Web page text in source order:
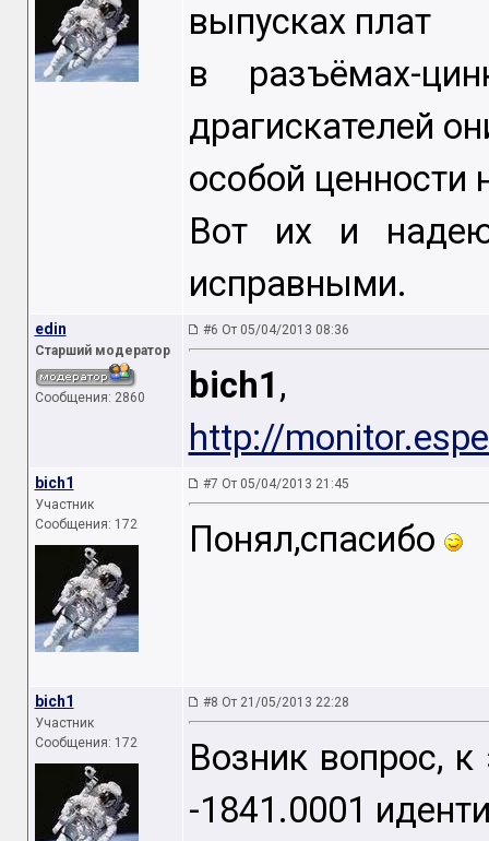
выпусках плат
в разъёмах-
драгискателей
особой
Вот их и
исправными.
edin
Старший модератор
Сообщения: 2860
#6 От 05/04/2013 08:36
bich1 ,
http://
bich1
Участник
Сообщения: 172
#7 От 05/04/2013 21:45
Понял,спасибо
bich1
Участник
Сообщения: 172
#8 От 21/05/2013 22:28
Возник вопрос,
-1841.0001